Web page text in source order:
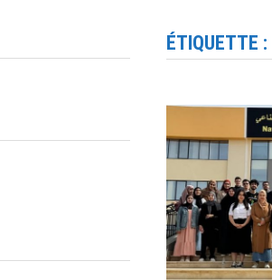
ÉTIQUETTE :